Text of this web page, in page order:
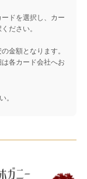
ドを選択し、カー
ださい。
金額となります。
各カード会社へお
。